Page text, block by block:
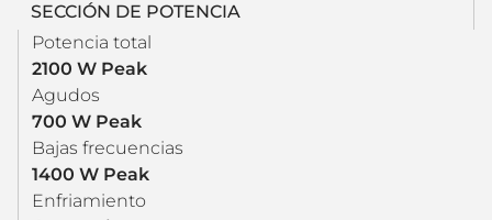
SECCIÓN DE POTENCIA
Potencia total
2100 W Peak
Agudos
700 W Peak
Bajas frecuencias
1400 W Peak
Enfriamiento